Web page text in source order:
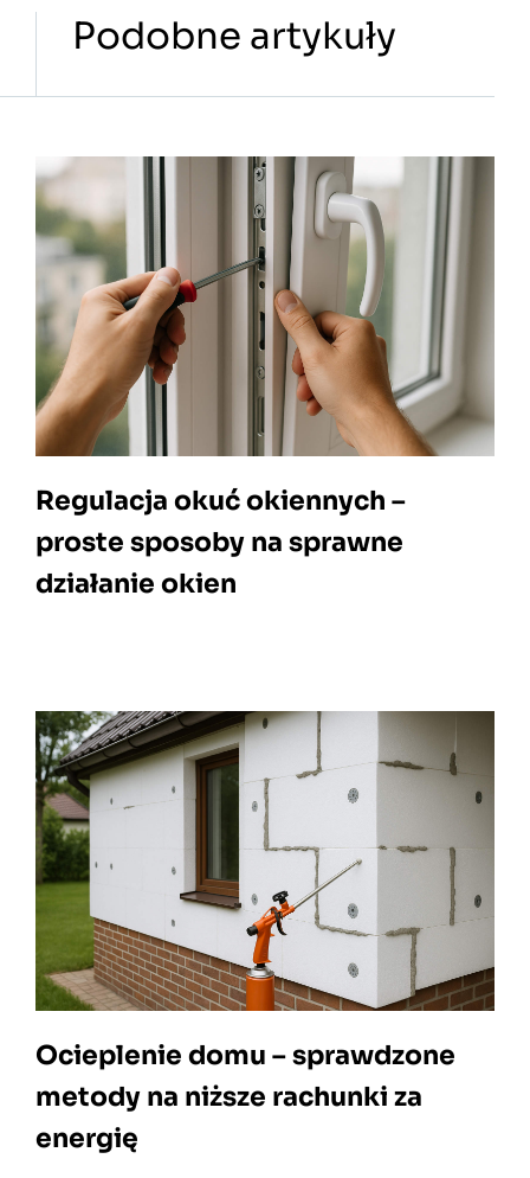
Podobne artykuły
Regulacja okuć okiennych –
proste sposoby na sprawne
działanie okien
Ocieplenie domu – sprawdzone
metody na niższe rachunki za
energię